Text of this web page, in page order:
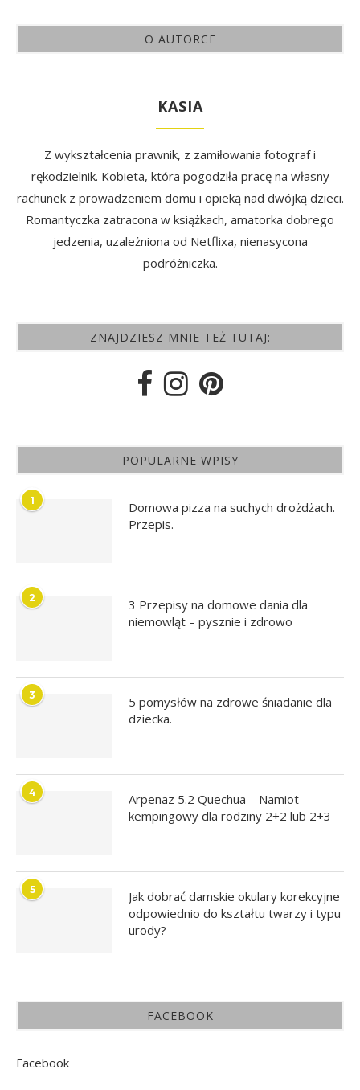
O AUTORCE
KASIA
Z wykształcenia prawnik, z zamiłowania fotograf i
rękodzielnik. Kobieta, która pogodziła pracę na własny
rachunek z prowadzeniem domu i opieką nad dwójką dzieci.
Romantyczka zatracona w książkach, amatorka dobrego
jedzenia, uzależniona od Netflixa, nienasycona
podróżniczka.
ZNAJDZIESZ MNIE TEŻ TUTAJ:
POPULARNE WPISY
1
Domowa pizza na suchych drożdżach.
Przepis.
2
3 Przepisy na domowe dania dla
niemowląt – pysznie i zdrowo
3
5 pomysłów na zdrowe śniadanie dla
dziecka.
4
Arpenaz 5.2 Quechua – Namiot
kempingowy dla rodziny 2+2 lub 2+3
5
Jak dobrać damskie okulary korekcyjne
odpowiednio do kształtu twarzy i typu
urody?
FACEBOOK
Facebook